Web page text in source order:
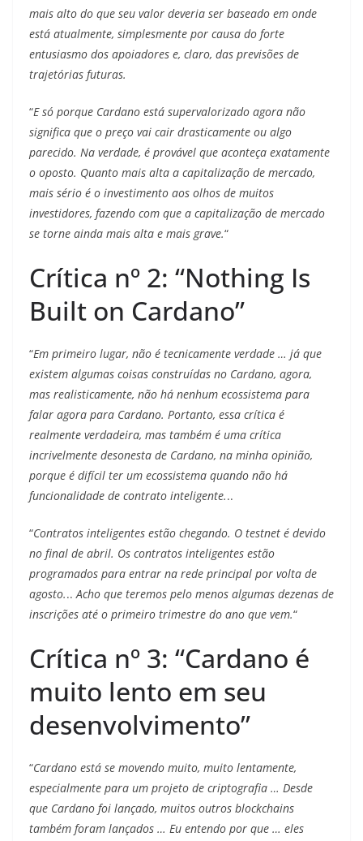
mais alto do que seu valor deveria ser baseado em onde
está atualmente, simplesmente por causa do forte
entusiasmo dos apoiadores e, claro, das previsões de
trajetórias futuras.
“E só porque Cardano está supervalorizado agora não
significa que o preço vai cair drasticamente ou algo
parecido. Na verdade, é provável que aconteça exatamente
o oposto. Quanto mais alta a capitalização de mercado,
mais sério é o investimento aos olhos de muitos
investidores, fazendo com que a capitalização de mercado
se torne ainda mais alta e mais grave.“
Crítica nº 2: “Nothing Is
Built on Cardano”
“Em primeiro lugar, não é tecnicamente verdade … já que
existem algumas coisas construídas no Cardano, agora,
mas realisticamente, não há nenhum ecossistema para
falar agora para Cardano. Portanto, essa crítica é
realmente verdadeira, mas também é uma crítica
incrivelmente desonesta de Cardano, na minha opinião,
porque é difícil ter um ecossistema quando não há
funcionalidade de contrato inteligente...
“Contratos inteligentes estão chegando. O testnet é devido
no final de abril. Os contratos inteligentes estão
programados para entrar na rede principal por volta de
agosto...Acho que teremos pelo menos algumas dezenas de
inscrições até o primeiro trimestre do ano que vem.“
Crítica nº 3: “Cardano é
muito lento em seu
desenvolvimento”
“Cardano está se movendo muito, muito lentamente,
especialmente para um projeto de criptografia … Desde
que Cardano foi lançado, muitos outros blockchains
também foram lançados … Eu entendo por que … eles